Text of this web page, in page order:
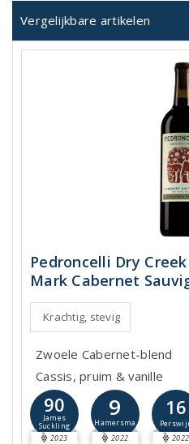
Vergelijkbare artikelen
Pedroncelli Dry
Mark Cabernet
Krachtig, stevig
Zwoele Cabernet-blend
Cassis, pruim & vanille
90
James
Suckling
2023
9
Hamersma
2022
16
2022